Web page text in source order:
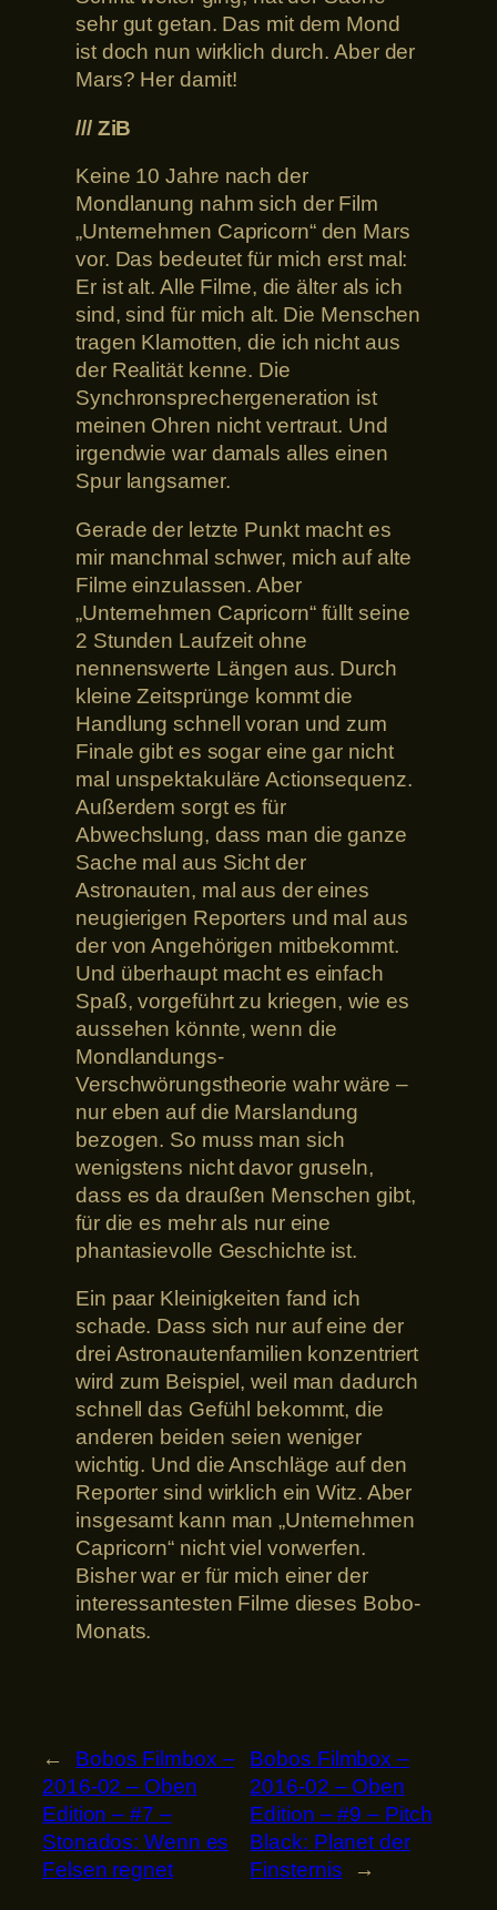
sehr gut getan. Das mit dem Mond
ist doch nun wirklich durch. Aber der
Mars? Her damit!
/// ZiB
Keine 10 Jahre nach der
Mondlanung nahm sich der Film
„Unternehmen Capricorn“ den Mars
vor. Das bedeutet für mich erst mal:
Er ist alt. Alle Filme, die älter als ich
sind, sind für mich alt. Die Menschen
tragen Klamotten, die ich nicht aus
der Realität kenne. Die
Synchronsprechergeneration ist
meinen Ohren nicht vertraut. Und
irgendwie war damals alles einen
Spur langsamer.
Gerade der letzte Punkt macht es
mir manchmal schwer, mich auf alte
Filme einzulassen. Aber
„Unternehmen Capricorn“ füllt seine
2 Stunden Laufzeit ohne
nennenswerte Längen aus. Durch
kleine Zeitsprünge kommt die
Handlung schnell voran und zum
Finale gibt es sogar eine gar nicht
mal unspektakuläre Actionsequenz.
Außerdem sorgt es für
Abwechslung, dass man die ganze
Sache mal aus Sicht der
Astronauten, mal aus der eines
neugierigen Reporters und mal aus
der von Angehörigen mitbekommt.
Und überhaupt macht es einfach
Spaß, vorgeführt zu kriegen, wie es
aussehen könnte, wenn die
Mondlandungs-
Verschwörungstheorie wahr wäre –
nur eben auf die Marslandung
bezogen. So muss man sich
wenigstens nicht davor gruseln,
dass es da draußen Menschen gibt,
für die es mehr als nur eine
phantasievolle Geschichte ist.
Ein paar Kleinigkeiten fand ich
schade. Dass sich nur auf eine der
drei Astronautenfamilien konzentriert
wird zum Beispiel, weil man dadurch
schnell das Gefühl bekommt, die
anderen beiden seien weniger
wichtig. Und die Anschläge auf den
Reporter sind wirklich ein Witz. Aber
insgesamt kann man „Unternehmen
Capricorn“ nicht viel vorwerfen.
Bisher war er für mich einer der
interessantesten Filme dieses Bobo-
Monats.
←
Bobos Filmbox –
2016-02 – Oben
Edition – #7 –
Stonados: Wenn es
Felsen regnet
Bobos Filmbox –
2016-02 – Oben
Edition – #9 – Pitch
Black: Planet der
Finsternis
→